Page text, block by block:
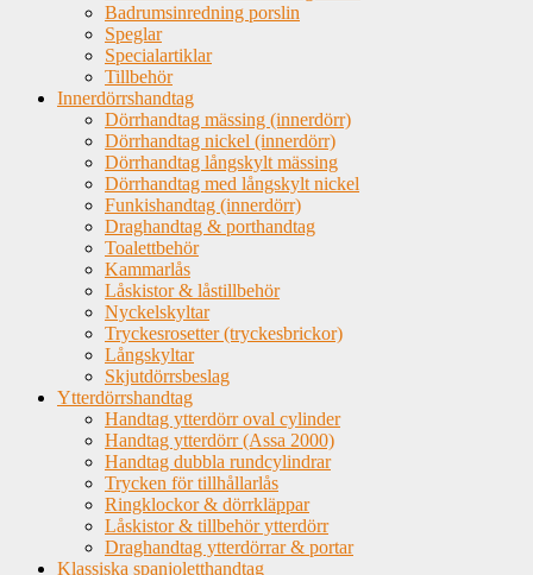
Badrumsinredning porslin
Speglar
Specialartiklar
Tillbehör
Innerdörrshandtag
Dörrhandtag mässing (innerdörr)
Dörrhandtag nickel (innerdörr)
Dörrhandtag långskylt mässing
Dörrhandtag med långskylt nickel
Funkishandtag (innerdörr)
Draghandtag & porthandtag
Toalettbehör
Kammarlås
Låskistor & låstillbehör
Nyckelskyltar
Tryckesrosetter (tryckesbrickor)
Långskyltar
Skjutdörrsbeslag
Ytterdörrshandtag
Handtag ytterdörr oval cylinder
Handtag ytterdörr (Assa 2000)
Handtag dubbla rundcylindrar
Trycken för tillhållarlås
Ringklockor & dörrkläppar
Låskistor & tillbehör ytterdörr
Draghandtag ytterdörrar & portar
Klassiska spanjoletthandtag